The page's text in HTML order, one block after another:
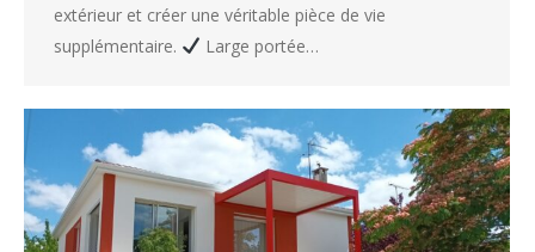
extérieur et créer une véritable pièce de vie
supplémentaire.
Large portée…